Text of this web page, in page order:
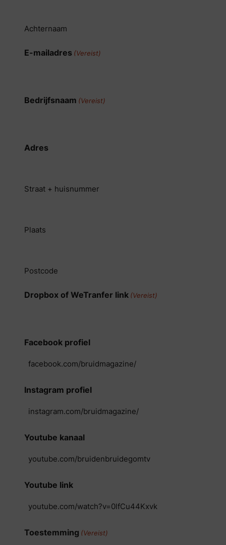
Achternaam
E-mailadres (Vereist)
Bedrijfsnaam (Vereist)
Adres
Straat + huisnummer
Plaats
Postcode
Dropbox of WeTranfer link (Vereist)
Facebook profiel
Instagram profiel
Youtube kanaal
Youtube link
Toestemming (Vereist)